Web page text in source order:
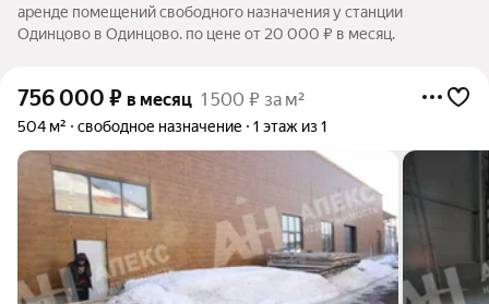
аренде помещений свободного назначения у станции
Одинцово в Одинцово. по цене от 20 000 ₽ в месяц.
756 000 ₽ в месяц 1 500 ₽ за м²
504 м² свободное назначение 1 этаж из 1